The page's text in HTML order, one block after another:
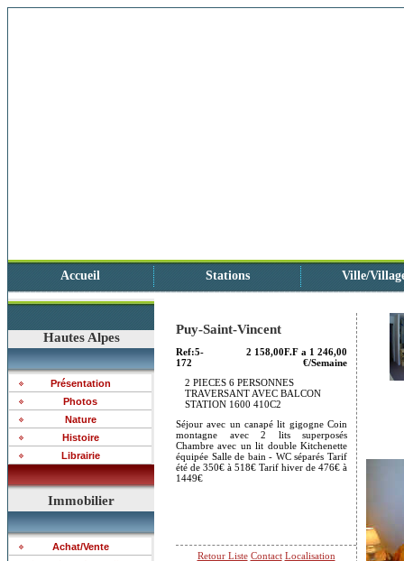
Accueil Stations Ville/
Hautes Alpes
Présentation
Photos
Nature
Histoire
Librairie
Immobilier
Achat/Vente
Puy-Saint-Vincent
Ref:5-
172
2 158,00F.F a 1 246,00
€/Semaine
2 PIECES 6 PERSONNES
TRAVERSANT AVEC BALCON
STATION 1600 410C2
Séjour avec un canapé lit gigogne Coin
montagne avec 2 lits superposés
Chambre avec un lit double Kitchenette
équipée Salle de bain - WC séparés Tarif
été de 350€ à 518€ Tarif hiver de 476€ à
1449€
Retour Liste Contact Localisation